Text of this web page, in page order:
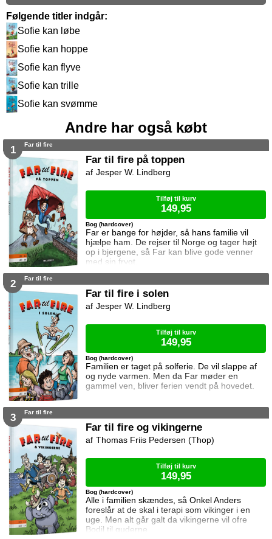
Følgende titler indgår:
Sofie kan løbe
Sofie kan hoppe
Sofie kan flyve
Sofie kan trille
Sofie kan svømme
Andre har også købt
1 Far til fire
Far til fire på toppen
Far er bange for højder, så hans familie vil
hjælpe ham. De rejser til Norge og tager højt
op i bjergene, så Far kan blive gode venner
med sin frygt.
Bog (hardcover)
Jesper W. Lindberg
Tilføj til kurv
149,95
2 Far til fire
Far til fire i solen
Familien er taget på solferie. De vil slappe af
og nyde varmen. Men da Far møder en
gammel ven, bliver ferien vendt på hovedet.
Bog (hardcover)
Jesper W. Lindberg
Tilføj til kurv
149,95
3 Far til fire
Far til fire og vikingerne
Alle i familien skændes, så Onkel Anders
foreslår at de skal i terapi som vikinger i en
uge. Men alt går galt da vikingerne vil ofre
Bodil til guderne.
Bog (hardcover)
Thomas Friis Pedersen (Thop)
Tilføj til kurv
149,95